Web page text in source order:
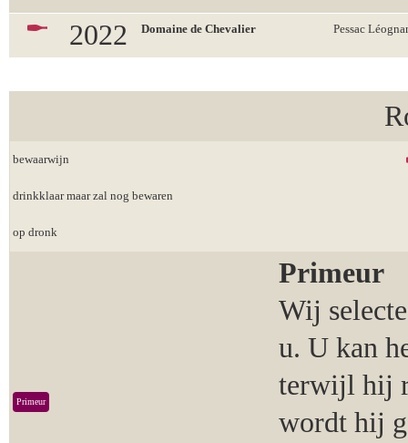
2022 Domaine de Chevalier Pessac
bewaarwijn
drinkklaar maar zal nog bewaren
op dronk
Primeur
Primeur
Wij
u. U kan
terwijl hij
wordt hij